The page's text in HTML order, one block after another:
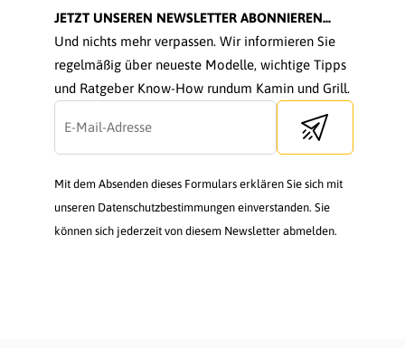
JETZT UNSEREN NEWSLETTER ABONNIEREN...
Und nichts mehr verpassen. Wir informieren Sie
regelmäßig über neueste Modelle, wichtige Tipps
und Ratgeber Know-How rundum Kamin und Grill.
Send newsletter
Mit dem Absenden dieses Formulars erklären Sie sich mit
unseren Datenschutzbestimmungen einverstanden. Sie
können sich jederzeit von diesem Newsletter abmelden.